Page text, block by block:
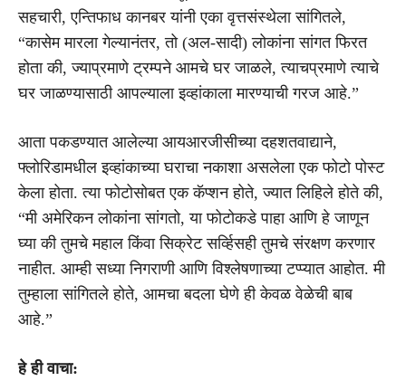
सहचारी, एन्तिफाध कानबर यांनी एका वृत्तसंस्थेला सांगितले,
“कासेम मारला गेल्यानंतर, तो (अल-सादी) लोकांना सांगत फिरत
होता की, ज्याप्रमाणे ट्रम्पने आमचे घर जाळले, त्याचप्रमाणे त्याचे
घर जाळण्यासाठी आपल्याला इव्हांकाला मारण्याची गरज आहे.”
आता पकडण्यात आलेल्या आयआरजीसीच्या दहशतवाद्याने,
फ्लोरिडामधील इव्हांकाच्या घराचा नकाशा असलेला एक फोटो पोस्ट
केला होता. त्या फोटोसोबत एक कॅप्शन होते, ज्यात लिहिले होते की,
“मी अमेरिकन लोकांना सांगतो, या फोटोकडे पाहा आणि हे जाणून
घ्या की तुमचे महाल किंवा सिक्रेट सर्व्हिसही तुमचे संरक्षण करणार
नाहीत. आम्ही सध्या निगराणी आणि विश्लेषणाच्या टप्प्यात आहोत. मी
तुम्हाला सांगितले होते, आमचा बदला घेणे ही केवळ वेळेची बाब
आहे.”
हे ही वाचा: